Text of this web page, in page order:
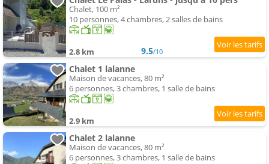
Chalet, 100 m²
10 personnes, 4 chambres, 2 salles de bains
2.8 km 9.5/10
Chalet 1 lalanne
Maison de vacances, 80 m²
6 personnes, 3 chambres, 1 salle de bains
2.9 km
Chalet 2 lalanne
Maison de vacances, 80 m²
6 personnes, 3 chambres, 1 salle de bains